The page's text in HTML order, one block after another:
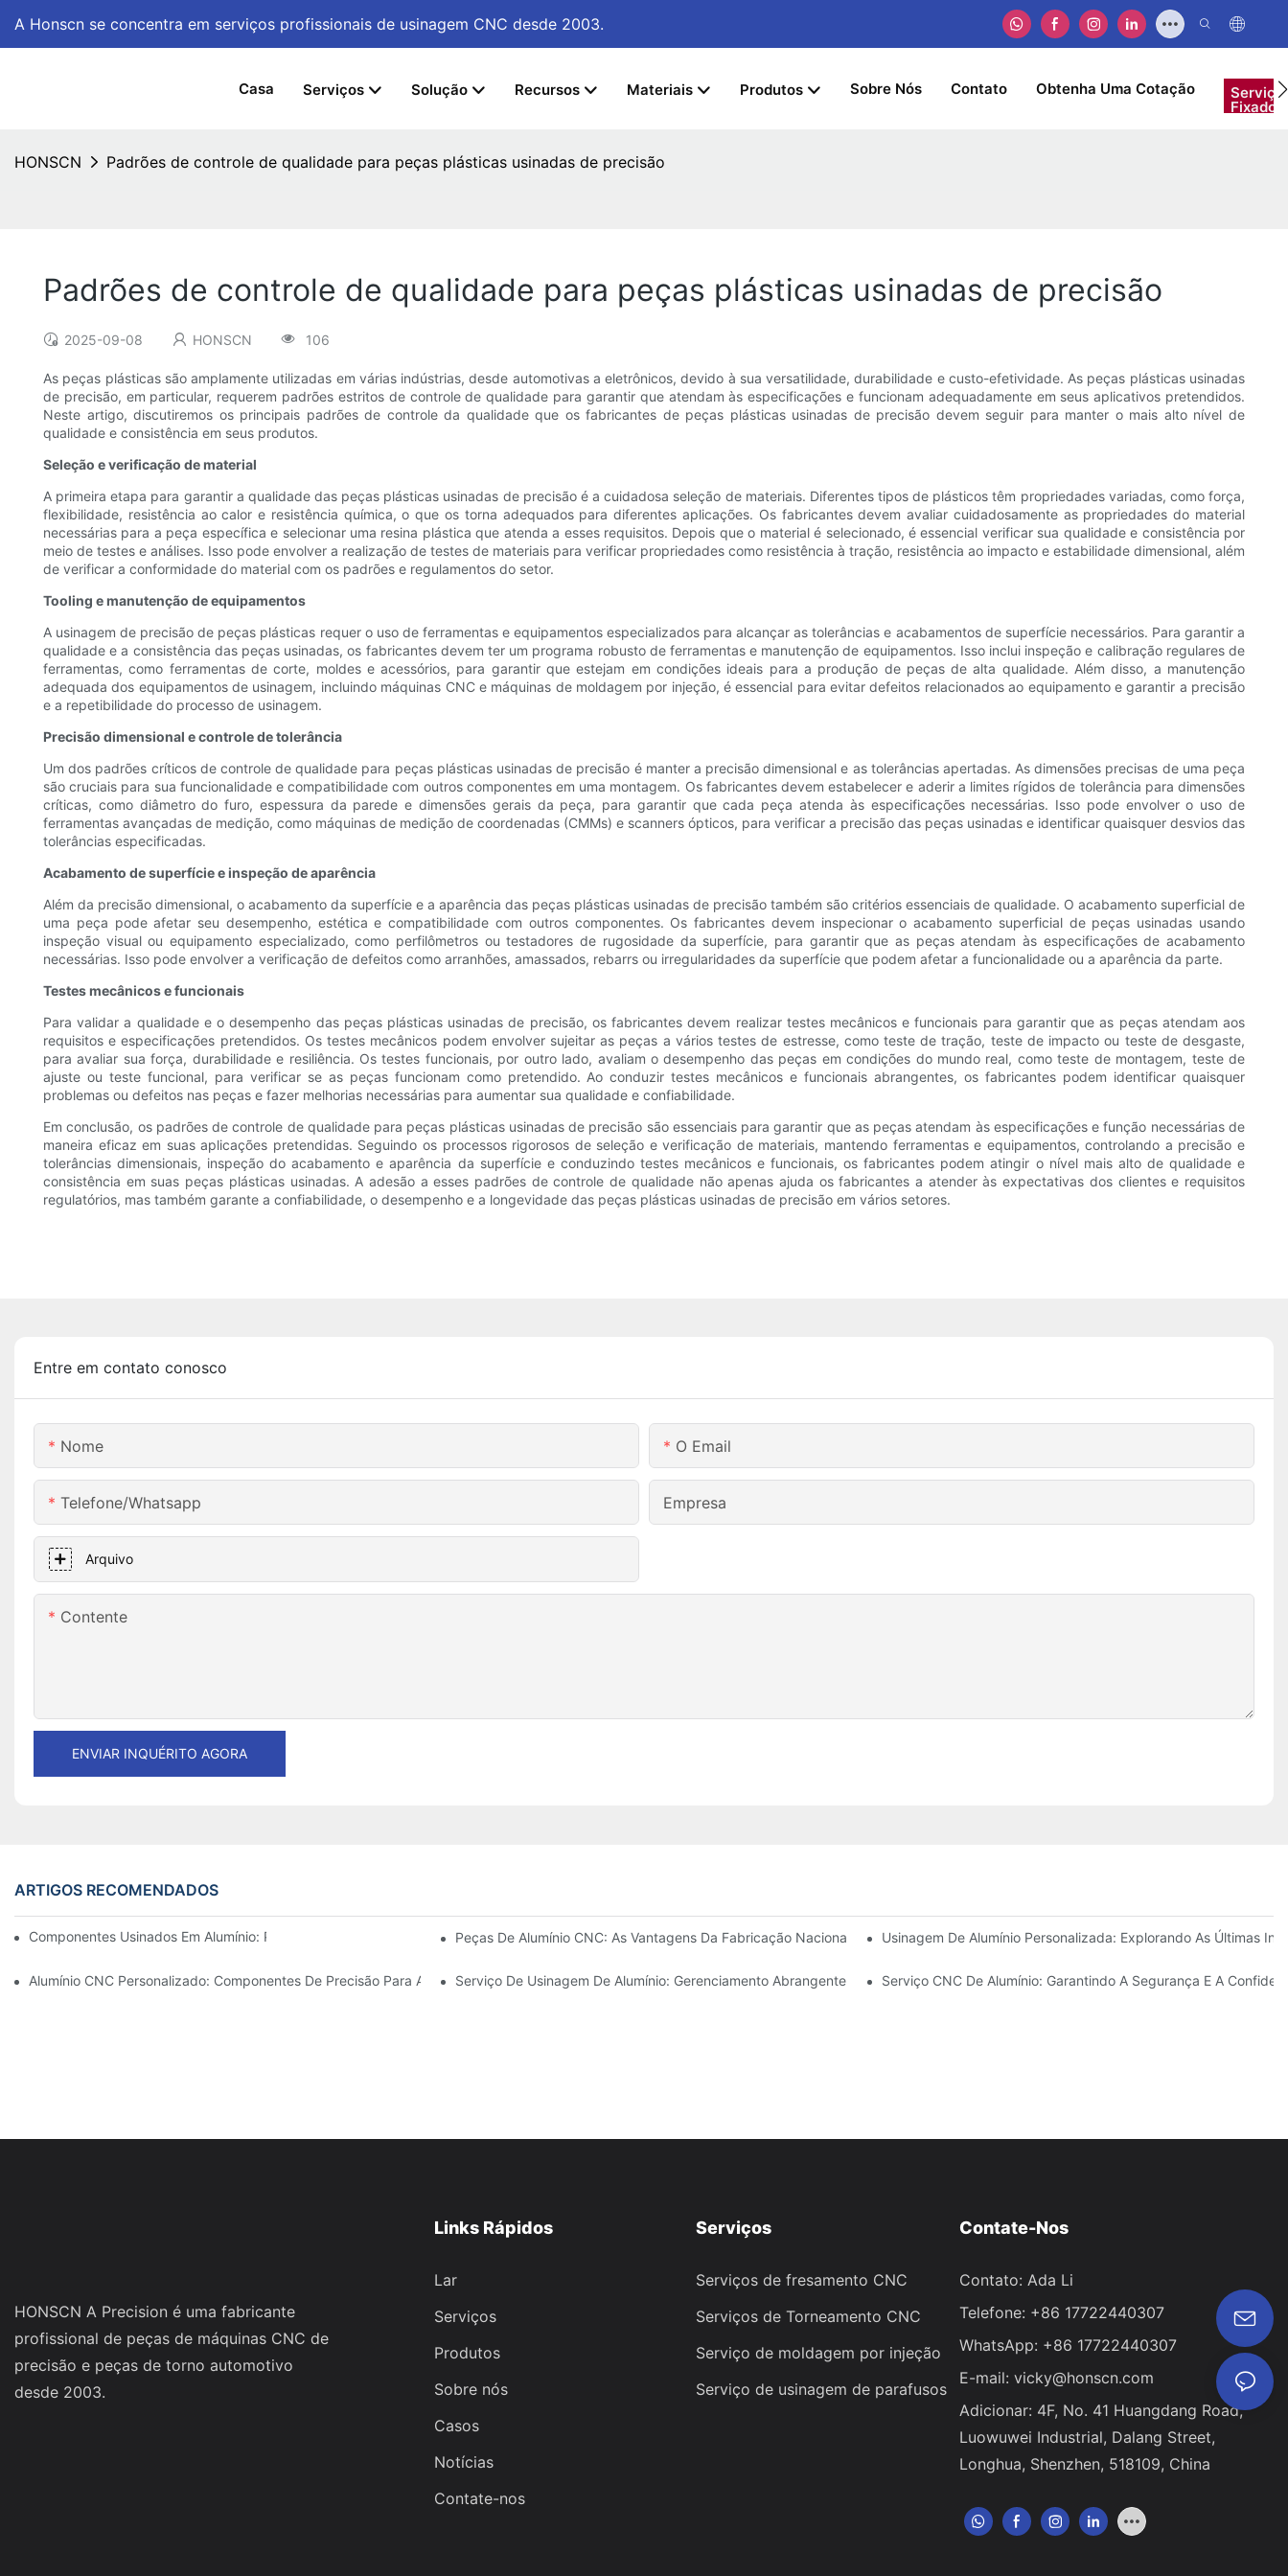
A Honscn se concentra em serviços profissionais de usinagem CNC desde 2003.
Casa Serviços Solução Recursos Materiais Produtos Sobre Nós Contato Obtenha Uma Cotação Serviço
HONSCN Padrões de controle de qualidade para peças plásticas usinadas de precisão
Padrões de controle de qualidade para peças plásticas usinadas de precisão
2025-09-08 HONSCN 106
As peças plásticas são amplamente utilizadas em várias indústrias, desde automotivas a eletrônicos, devido à sua versatilidade, durabilidade e custo-efetividade. As peças plásticas usinadas
de precisão, em particular, requerem padrões estritos de controle de qualidade para garantir que atendam às especificações e funcionam adequadamente em seus aplicativos pretendidos.
Neste artigo, discutiremos os principais padrões de controle da qualidade que os fabricantes de peças plásticas usinadas de precisão devem seguir para manter o mais alto nível de
qualidade e consistência em seus produtos.
Seleção e verificação de material
A primeira etapa para garantir a qualidade das peças plásticas usinadas de precisão é a cuidadosa seleção de materiais. Diferentes tipos de plásticos têm propriedades variadas, como força,
flexibilidade, resistência ao calor e resistência química, o que os torna adequados para diferentes aplicações. Os fabricantes devem avaliar cuidadosamente as propriedades do material
necessárias para a peça específica e selecionar uma resina plástica que atenda a esses requisitos. Depois que o material é selecionado, é essencial verificar sua qualidade e consistência por
meio de testes e análises. Isso pode envolver a realização de testes de materiais para verificar propriedades como resistência à tração, resistência ao impacto e estabilidade dimensional, além
de verificar a conformidade do material com os padrões e regulamentos do setor.
Tooling e manutenção de equipamentos
A usinagem de precisão de peças plásticas requer o uso de ferramentas e equipamentos especializados para alcançar as tolerâncias e acabamentos de superfície necessários. Para garantir a
qualidade e a consistência das peças usinadas, os fabricantes devem ter um programa robusto de ferramentas e manutenção de equipamentos. Isso inclui inspeção e calibração regulares de
ferramentas, como ferramentas de corte, moldes e acessórios, para garantir que estejam em condições ideais para a produção de peças de alta qualidade. Além disso, a manutenção
adequada dos equipamentos de usinagem, incluindo máquinas CNC e máquinas de moldagem por injeção, é essencial para evitar defeitos relacionados ao equipamento e garantir a precisão
e a repetibilidade do processo de usinagem.
Precisão dimensional e controle de tolerância
Um dos padrões críticos de controle de qualidade para peças plásticas usinadas de precisão é manter a precisão dimensional e as tolerâncias apertadas. As dimensões precisas de uma peça
são cruciais para sua funcionalidade e compatibilidade com outros componentes em uma montagem. Os fabricantes devem estabelecer e aderir a limites rígidos de tolerância para dimensões
críticas, como diâmetro do furo, espessura da parede e dimensões gerais da peça, para garantir que cada peça atenda às especificações necessárias. Isso pode envolver o uso de
ferramentas avançadas de medição, como máquinas de medição de coordenadas (CMMs) e scanners ópticos, para verificar a precisão das peças usinadas e identificar quaisquer desvios das
tolerâncias especificadas.
Acabamento de superfície e inspeção de aparência
Além da precisão dimensional, o acabamento da superfície e a aparência das peças plásticas usinadas de precisão também são critérios essenciais de qualidade. O acabamento superficial de
uma peça pode afetar seu desempenho, estética e compatibilidade com outros componentes. Os fabricantes devem inspecionar o acabamento superficial de peças usinadas usando
inspeção visual ou equipamento especializado, como perfilômetros ou testadores de rugosidade da superfície, para garantir que as peças atendam às especificações de acabamento
necessárias. Isso pode envolver a verificação de defeitos como arranhões, amassados, rebarrs ou irregularidades da superfície que podem afetar a funcionalidade ou a aparência da parte.
Testes mecânicos e funcionais
Para validar a qualidade e o desempenho das peças plásticas usinadas de precisão, os fabricantes devem realizar testes mecânicos e funcionais para garantir que as peças atendam aos
requisitos e especificações pretendidos. Os testes mecânicos podem envolver sujeitar as peças a vários testes de estresse, como teste de tração, teste de impacto ou teste de desgaste,
para avaliar sua força, durabilidade e resiliência. Os testes funcionais, por outro lado, avaliam o desempenho das peças em condições do mundo real, como teste de montagem, teste de
ajuste ou teste funcional, para verificar se as peças funcionam como pretendido. Ao conduzir testes mecânicos e funcionais abrangentes, os fabricantes podem identificar quaisquer
problemas ou defeitos nas peças e fazer melhorias necessárias para aumentar sua qualidade e confiabilidade.
Em conclusão, os padrões de controle de qualidade para peças plásticas usinadas de precisão são essenciais para garantir que as peças atendam às especificações e função necessárias de
maneira eficaz em suas aplicações pretendidas. Seguindo os processos rigorosos de seleção e verificação de materiais, mantendo ferramentas e equipamentos, controlando a precisão e
tolerâncias dimensionais, inspeção do acabamento e aparência da superfície e conduzindo testes mecânicos e funcionais, os fabricantes podem atingir o nível mais alto de qualidade e
consistência em suas peças plásticas usinadas. A adesão a esses padrões de controle de qualidade não apenas ajuda os fabricantes a atender às expectativas dos clientes e requisitos
regulatórios, mas também garante a confiabilidade, o desempenho e a longevidade das peças plásticas usinadas de precisão em vários setores.
Entre em contato conosco
Nome O Email
Telefone/whatsapp Empresa
Arquivo
Contente
ENVIAR INQUÉRITO AGORA
ARTIGOS RECOMENDADOS
Componentes Usinados Em Alumínio: Personalização Para Nichos De MercadoPeças De Alumínio CNC: As Vantagens Da Fabricação Nacional Usinagem De Alumínio Personalizada: Explorando As Últimas
Alumínio CNC Personalizado: Componentes De Precisão Para Automação IndustrialServiço De Usinagem De Alumínio: Gerenciamento Abrangente De ProjetosServiço CNC De Alumínio: Garantindo A Segurança E A
HONSCN A Precision é uma fabricante
profissional de peças de máquinas CNC de
precisão e peças de torno automotivo
desde 2003.
Links Rápidos
Lar
Serviços
Produtos
Sobre nós
Casos
Notícias
Contate-nos
Serviços
Serviços de fresamento CNC
Serviços de Torneamento CNC
Serviço de moldagem por injeção
Serviço de usinagem de parafusos
Contate-Nos
Contato: Ada Li
Telefone: +86 17722440307
WhatsApp: +86 17722440307
E-mail: vicky@honscn.com
Adicionar: 4F, ​​No. 41 Huangdang Road,
Luowuwei Industrial, Dalang Street,
Longhua, Shenzhen, 518109, China